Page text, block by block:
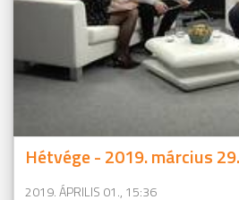
Hétvége - 2019. március 29.
2019. ÁPRILIS 01., 15:36